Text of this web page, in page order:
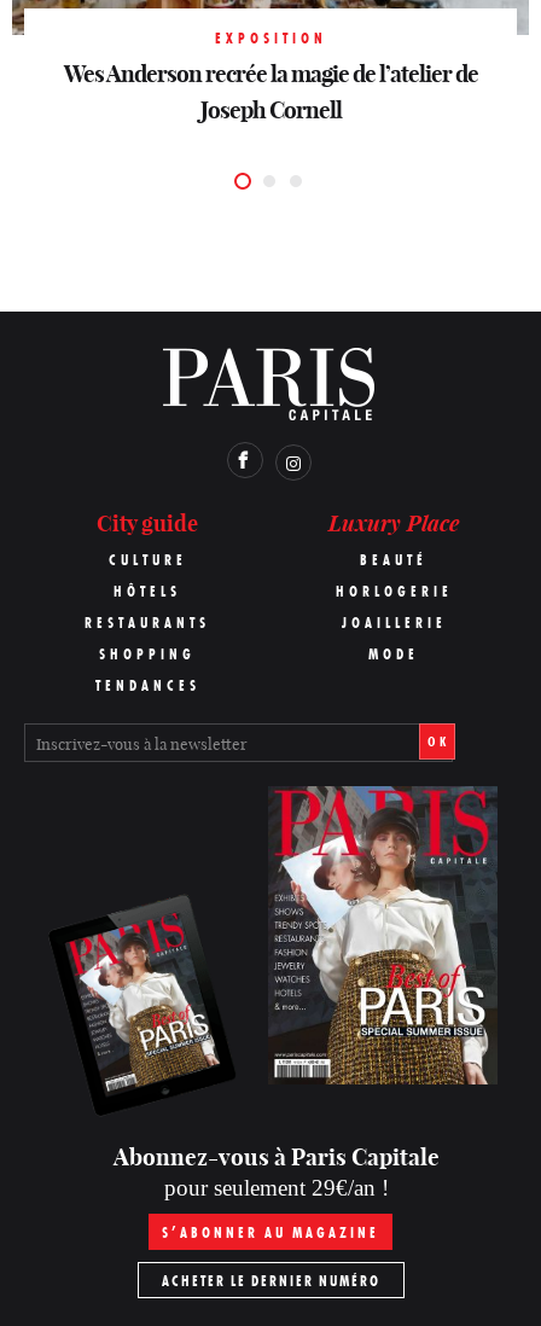
EXPOSITION
Wes Anderson recrée la magie de l’atelier de
Joseph Cornell
EXPOSITION
Les trésors de la famille Rothschild s’exposent
au Mobilier National
EXPOSITION
La Fondation Cartier en mode performance
City guide
CULTURE
HÔTELS
RESTAURANTS
SHOPPING
TENDANCES
Luxury Place
BEAUTÉ
HORLOGERIE
JOAILLERIE
MODE
OK
Abonnez-vous à Paris Capitale
pour seulement 29€/an !
S’ABONNER AU MAGAZINE
ACHETER LE DERNIER NUMÉRO